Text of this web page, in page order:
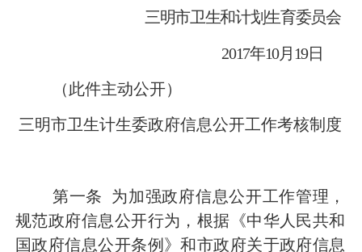
三明市卫生和计划生育委员会
2017年10月19日
（此件主动公开）
三明市卫生计生委政府信息公开工作考核制度
第一条
为加强政府信息公开工作管理，
规范政府信息公开行为，根据《中华人民共和
国政府信息公开条例》和市政府关于政府信息